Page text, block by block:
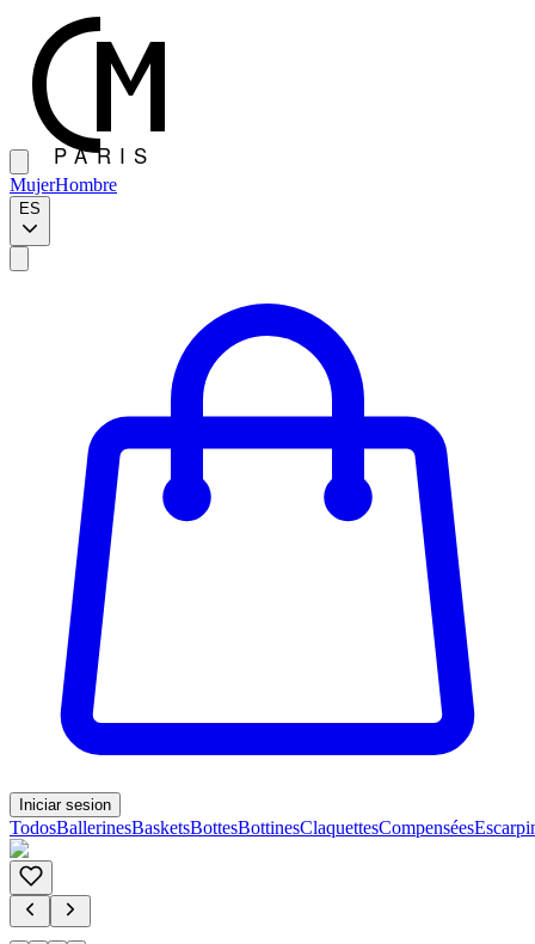
MujerHombre
ES
Iniciar sesion
TodosBallerinesBasketsBottesBottinesClaquettesCompensées